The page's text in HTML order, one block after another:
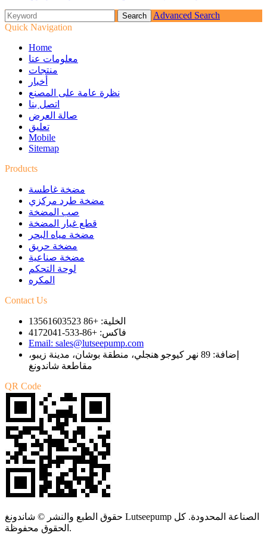
Advanced Search
Quick Navigation
Home
معلومات عنا
منتجات
أخبار
نظرة عامة على المصنع
اتصل بنا
صالة العرض
تعليق
Mobile
Sitemap
Products
مضخة غاطسة
مضخة طرد مركزي
صب المضخة
قطع غيار المضخة
مضخة مياه البحر
مضخة حريق
مضخة صناعية
لوحة التحكم
المكره
Contact Us
الخلية: +86 13561603523
فاكس: +86-533-4172041
Email: sales@lutseepump.com
إضافة: 89 نهر كيوجو هنجلي، منطقة بوشان، مدينة زيبو،
مقاطعة شاندونغ
QR Code
حقوق الطبع والنشر © شاندونغ Lutseepump الصناعة المحدودة. كل
الحقوق محفوظة.